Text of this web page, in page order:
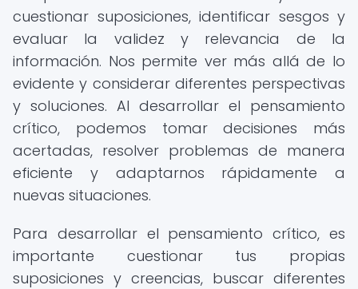
cuestionar suposiciones, identificar sesgos y
evaluar la validez y relevancia de la
información. Nos permite ver más allá de lo
evidente y considerar diferentes perspectivas
y soluciones. Al desarrollar el pensamiento
crítico, podemos tomar decisiones más
acertadas, resolver problemas de manera
eficiente y adaptarnos rápidamente a
nuevas situaciones.
Para desarrollar el pensamiento crítico, es
importante cuestionar tus propias
suposiciones y creencias, buscar diferentes